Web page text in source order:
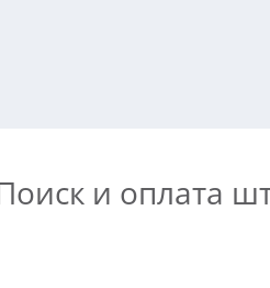
и оплата